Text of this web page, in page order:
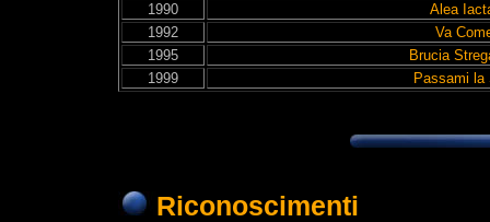
1990
Alea
1992
Va
1995
Brucia
1999
Passami la
Riconoscimenti